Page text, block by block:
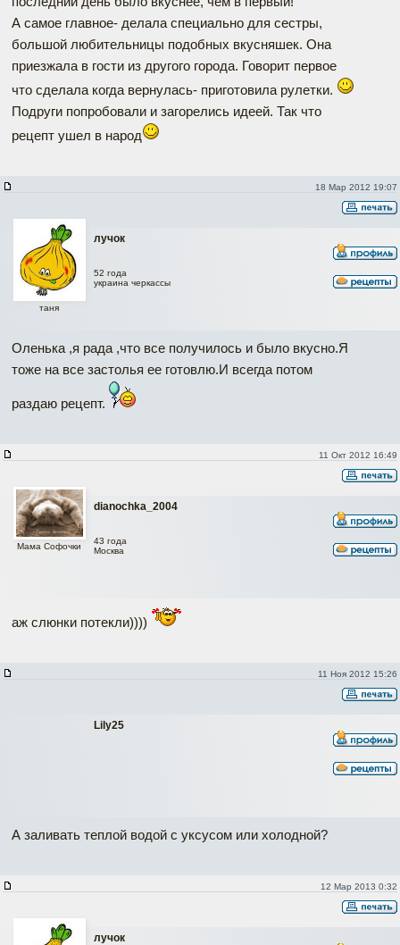
А самое главное- делала специально для сестры,
большой любительницы подобных вкусняшек. Она
приезжала в гости из другого города. Говорит первое
что сделала когда вернулась- приготовила рулетки.
Подруги попробовали и загорелись идеей. Так что
рецепт ушел в народ
18 Мар 2012 19:07
лучок
таня
52 года
украина черкассы
Оленька ,я рада ,что все получилось и было вкусно.Я
тоже на все застолья ее готовлю.И всегда потом
раздаю рецепт.
11 Окт 2012 16:49
dianochka_2004
Мама Софочки
43 года
Москва
аж слюнки потекли))))
11 Ноя 2012 15:26
Lily25
А заливать теплой водой с уксусом или холодной?
12 Мар 2013 0:32
лучок